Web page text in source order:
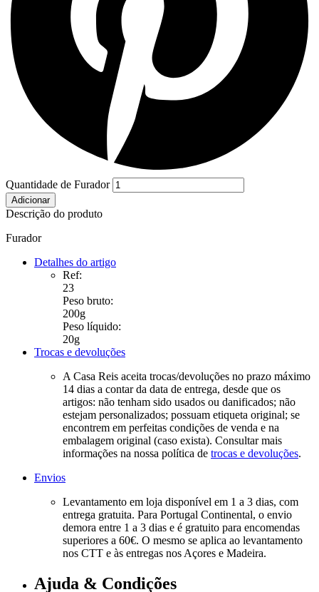
Quantidade de Furador
Adicionar
Descrição do produto
Furador
Detalhes do artigo
Ref:
23
Peso bruto:
200g
Peso líquido:
20g
Trocas e devoluções
A Casa Reis aceita trocas/devoluções no prazo máximo
14 dias a contar da data de entrega, desde que os
artigos: não tenham sido usados ou danificados; não
estejam personalizados; possuam etiqueta original; se
encontrem em perfeitas condições de venda e na
embalagem original (caso exista). Consultar mais
informações na nossa política de trocas e devoluções.
Envios
Levantamento em loja disponível em 1 a 3 dias, com
entrega gratuita. Para Portugal Continental, o envio
demora entre 1 a 3 dias e é gratuito para encomendas
superiores a 60€. O mesmo se aplica ao levantamento
nos CTT e às entregas nos Açores e Madeira.
Ajuda & Condições